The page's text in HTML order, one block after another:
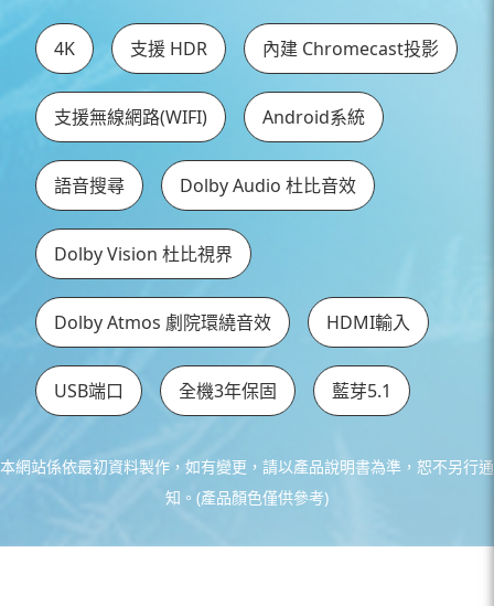
4K 支援 HDR 內建 Chromecast投影
支援無線網路(WIFI) Android系統
語音搜尋 Dolby Audio 杜比音效
Dolby Vision 杜比視界
Dolby Atmos 劇院環繞音效 HDMI輸入
USB端口 全機3年保固 藍芽5.1
本網站係依最初資料製作，如有變更，請以產品說明書為準，恕不另行通
知。(產品顏色僅供參考)